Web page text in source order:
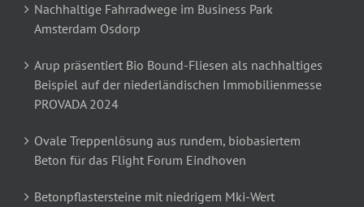
Nachhaltige Fahrradwege im Business Park
Amsterdam Osdorp
Arup präsentiert Bio Bound-Fliesen als nachhaltiges
Beispiel auf der niederländischen Immobilienmesse
PROVADA 2024
Ovale Treppenlösung aus rundem, biobasiertem
Beton für das Flight Forum Eindhoven
Betonpflastersteine mit niedrigem Mki-Wert